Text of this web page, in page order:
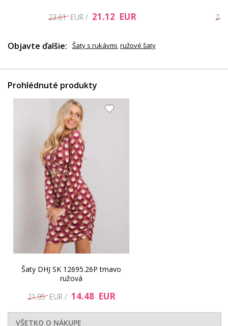
23.61 EUR / 21.12 EUR
Objavte ďalšie: Šaty s rukávmi,ružové šaty
Prohlédnuté produkty
Šaty DHJ SK 12695.26P tmavo
ružová
21.95 EUR / 14.48 EUR
VŠETKO O NÁKUPE